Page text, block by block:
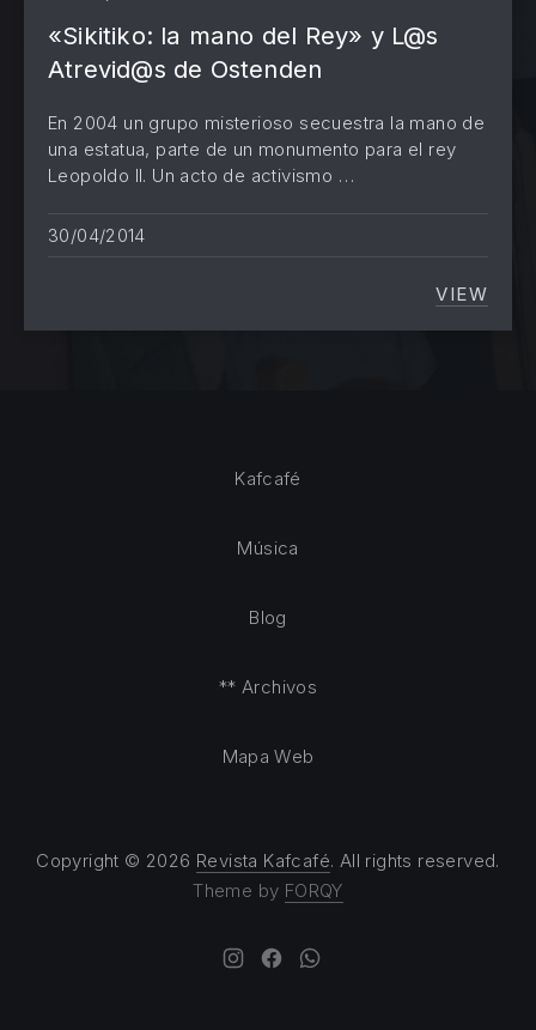
«Sikitiko: la mano del Rey» y L@s
Atrevid@s de Ostenden
En 2004 un grupo misterioso secuestra la mano de
una estatua, parte de un monumento para el rey
Leopoldo II. Un acto de activismo …
30/04/2014
VIEW
Copyright © 2026 Revista Kafcafé. All rights reserved.
Theme by FORQY
Kafcafé
Música
Blog
** Archivos
Mapa Web
New Window
New Window
New Window
PREVIOUS